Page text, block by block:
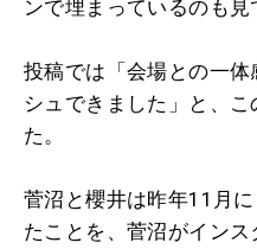
ンで埋まっているのも見
投稿では「会場との一
シュできました」と、
た。
菅沼と櫻井は昨年11月
たことを、菅沼がインス